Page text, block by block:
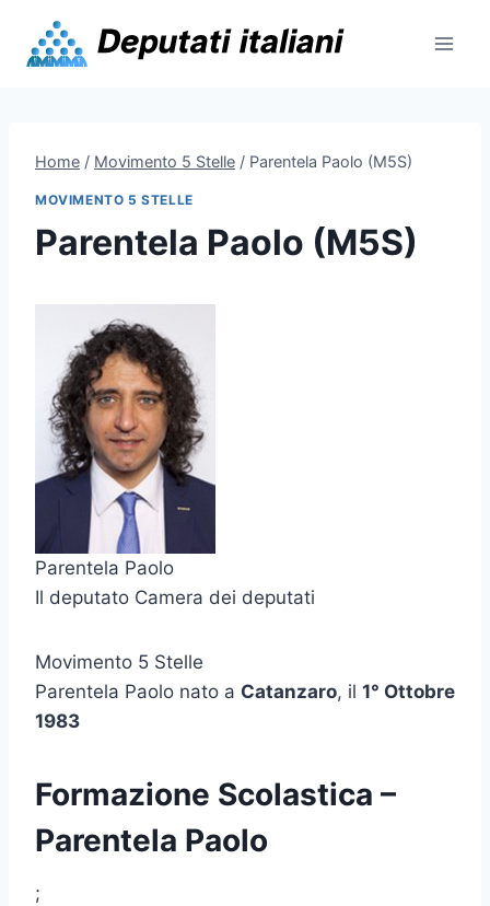
content
Home / Movimento 5 Stelle / Parentela Paolo (M5S)
MOVIMENTO 5 STELLE
Parentela Paolo (M5S)
Parentela Paolo
Il deputato Camera dei deputati
Movimento 5 Stelle
Parentela Paolo nato a Catanzaro, il 1° Ottobre
1983
Formazione Scolastica –
Parentela Paolo
;